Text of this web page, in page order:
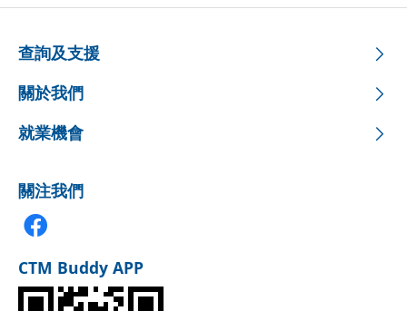
查詢及支援
關於我們
就業機會
關注我們
CTM Buddy APP